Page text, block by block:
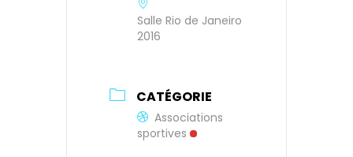
Salle Rio de Janeiro
2016
CATÉGORIE
Associations
sportives